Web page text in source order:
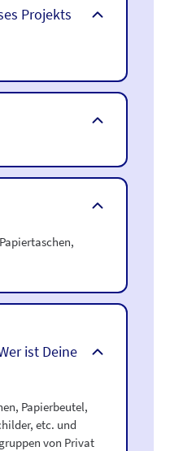
Projekts
ist Deine
Papierbeutel,
etc. und
von Privat